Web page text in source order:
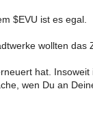
$EVU ist es egal.
wollten das
hat. Insoweit
wen Du an